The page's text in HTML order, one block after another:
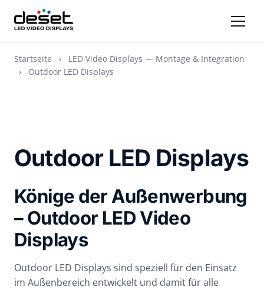
Startseite ›
LED Video Displays — Montage & Integration
›
Outdoor LED Displays
Outdoor LED Displays
Könige der Außenwerbung
– Outdoor LED Video
Displays
Outdoor LED Displays sind speziell für den Einsatz
im Außenbereich entwickelt und damit für alle